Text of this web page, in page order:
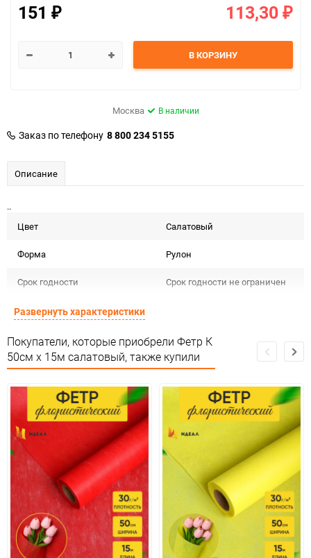
151 ₽ 113,30 ₽
В КОРЗИНУ
Москва В наличии
Заказ по телефону 8 800 234 5155
Описание
..
Цвет
Салатовый
Форма Рулон
Срок годности Срок годности не ограничен
Предназначение товара
Сертификация Не подлежит сертификации
Особые условия Особых условий не требует
Минимальное количество 1
Единица измерения
Развернуть характеристики
Покупатели, которые приобрели Фетр К
50см х 15м салатовый, также купили